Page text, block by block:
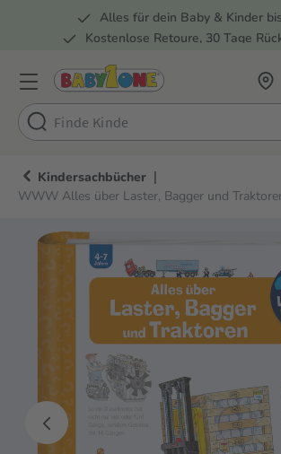
Zur Hauptnavigation springen
Alles für dein Baby & Kinder
Kostenlose Retoure, 30 Tage
Kindersachbücher |
WWW Alles über Laster, Bagger und